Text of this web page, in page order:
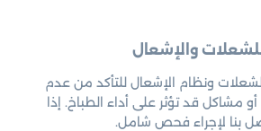
ونظام الإشعال للتأكد من عدم
مشاكل قد تؤثر على أداء الطباخ. إذا
بنا لإجراء فحص شامل.